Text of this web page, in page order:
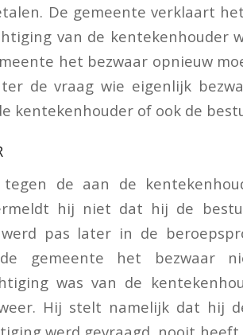
De gemeente verklaart
van de kentekenhouder
het bezwaar opnieuw
de vraag wie eigenlijk
kentekenhouder of ook de
de aan de
hij niet dat hij de
pas later in de
gemeente het bezwaar
was van de
Hij stelt namelijk dat hij